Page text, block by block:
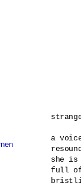
a
she is
full of